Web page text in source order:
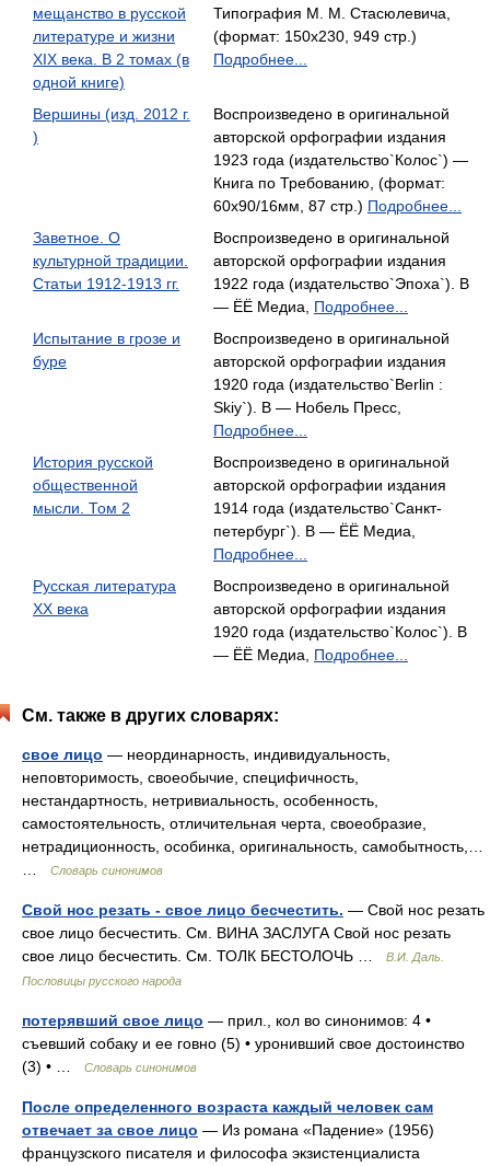
мещанство в русской
литературе и жизни
XIX века. В 2 томах (в
одной книге)
Типография М. М. Стасюлевича,
(формат: 150x230, 949 стр.)
Подробнее...
Вершины (изд. 2012 г.
)
Воспроизведено в оригинальной
авторской орфографии издания
1923 года (издательство`Колос`) —
Книга по Требованию, (формат:
60x90/16мм, 87 стр.) Подробнее...
Заветное. О
культурной традиции.
Статьи 1912-1913 гг.
Воспроизведено в оригинальной
авторской орфографии издания
1922 года (издательство`Эпоха`). В
— ЁЁ Медиа, Подробнее...
Испытание в грозе и
буре
Воспроизведено в оригинальной
авторской орфографии издания
1920 года (издательство`Berlin :
Skiy`). В — Нобель Пресс,
Подробнее...
История русской
общественной
мысли. Том 2
Воспроизведено в оригинальной
авторской орфографии издания
1914 года (издательство`Санкт-
петербург`). В — ЁЁ Медиа,
Подробнее...
Русская литература
ХХ века
Воспроизведено в оригинальной
авторской орфографии издания
1920 года (издательство`Колос`). В
— ЁЁ Медиа, Подробнее...
См. также в других словарях:
свое лицо — неординарность, индивидуальность,
неповторимость, своеобычие, специфичность,
нестандартность, нетривиальность, особенность,
самостоятельность, отличительная черта, своеобразие,
нетрадиционность, особинка, оригинальность, самобытность,…
Словарь синонимов
Свой нос резать - свое лицо бесчестить. — Свой нос резать
свое лицо бесчестить. См. ВИНА ЗАСЛУГА Свой нос резать
свое лицо бесчестить. См. ТОЛК БЕСТОЛОЧЬ …
В.И. Даль.
Пословицы русского народа
потерявший свое лицо — прил., кол во синонимов: 4 •
съевший собаку и ее говно (5) • уронивший свое достоинство
(3) • …
Словарь синонимов
После определенного возраста каждый человек сам
отвечает за свое лицо — Из романа «Падение» (1956)
французского писателя и философа экзистенциалиста